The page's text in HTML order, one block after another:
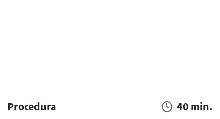
Procedura 40 min.